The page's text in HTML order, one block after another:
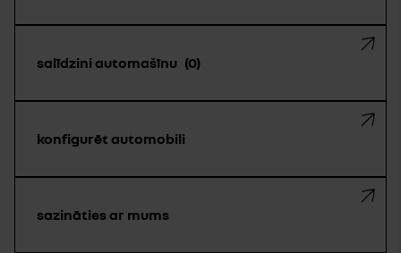
salīdzini automašīnu 0
konfigurēt automobili
sazināties ar mums